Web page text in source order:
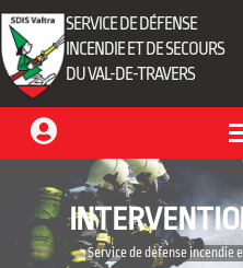
SERVICE DE DÉFENSE
INCENDIE ET DE SECOURS
DU VAL-DE-TRAVERS
Service de défense incendie